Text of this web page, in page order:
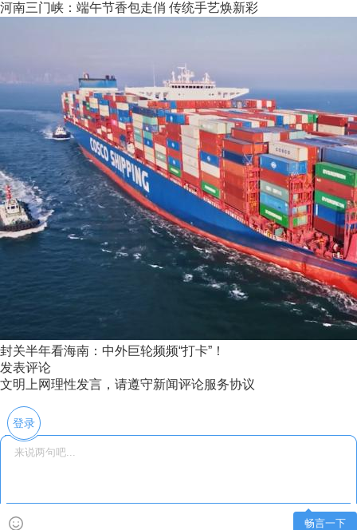
河南三门峡：端午节香包走俏 传统手艺焕新彩
封关半年看海南：中外巨轮频频“打卡”！
发表评论
文明上网理性发言，请遵守新闻评论服务协议
登录
畅言一下